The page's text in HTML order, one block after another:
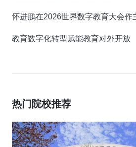
怀进鹏在2026世界数字教育大会作
教育数字化转型赋能教育对外开放
热门院校推荐